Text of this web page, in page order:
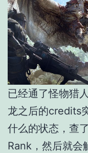
已经通了怪物猎
龙之后的credits
什么的状态，查
Rank，然后就会